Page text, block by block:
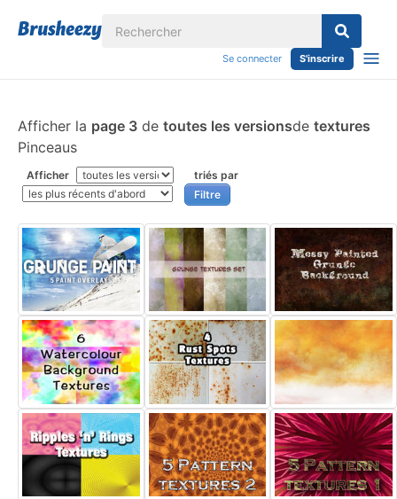
Se connecter S'inscrire
Afficher la page 3 de toutes les versionsde textures
Pinceaus
Afficher triés par